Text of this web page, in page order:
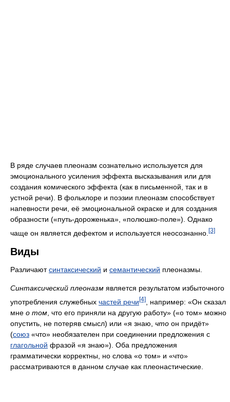
В ряде случаев плеоназм сознательно используется для
эмоционального усиления эффекта высказывания или для
создания комического эффекта (как в письменной, так и в
устной речи). В фольклоре и поэзии плеоназм способствует
напевности речи, её эмоциональной окраске и для создания
образности («путь-дороженька», «полюшко-поле»). Однако
чаще он является дефектом и используется неосознанно. [3]
Виды
Различаютсинтаксический и семантический плеоназмы.
Синтаксический плеоназм является результатом избыточного
употребления служебных частей речи[4]
, например: «Он сказал
мне о том , что его приняли на другую работу» («о том» можно
опустить, не потеряв смысл) или «я знаю, что он придёт»
(союз «что» необязателен при соединении предложения с
глагольной фразой «я знаю»). Оба предложения
грамматически корректны, но слова «о том» и «что»
рассматриваются в данном случае как плеонастические.